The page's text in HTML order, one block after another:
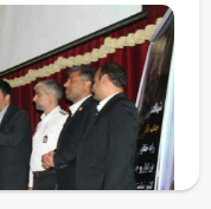
گزارش پروژه ها
خانه فروشگاه